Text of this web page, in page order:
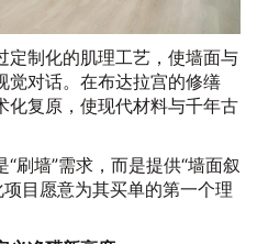
定制化的肌理工艺，使墙面与
觉对话。在布达拉宫的修缮
化复原，使现代材料与千年古
刷墙”需求，而是提供“墙面叙
目愿意为其买单的第一个理